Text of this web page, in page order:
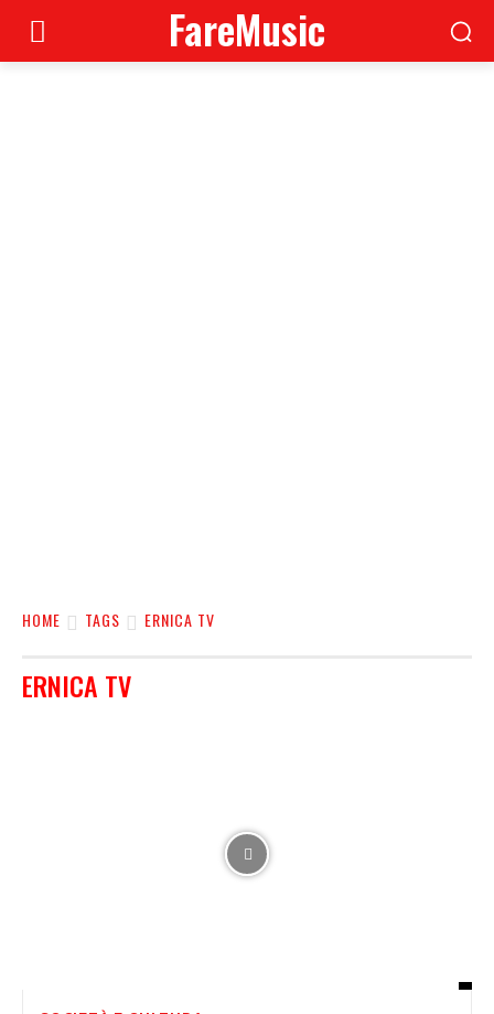
FareMusic
HOME TAGS ERNICA TV
ERNICA TV